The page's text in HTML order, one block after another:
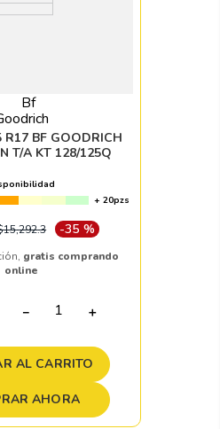
BF GOODRICH
T/A KT 128/125Q
+ 20pzs
15,292.3 -35 %
gratis comprando
online
＋
－
AL CARRITO
AHORA